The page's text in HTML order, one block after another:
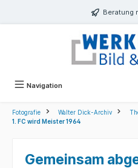
Beratung
Navigation
Fotografie Walter Dick-Archiv
1. FC wird Meister 1964
Gemeinsam